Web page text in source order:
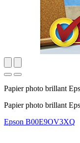
Papier photo brillant
Papier photo brillant
Epson B00E9OV3XQ